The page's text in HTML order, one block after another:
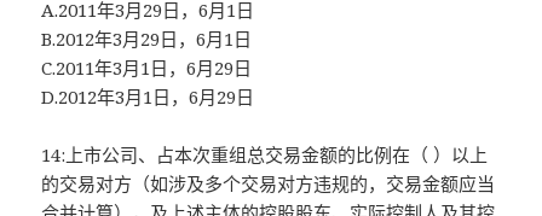
A.2011年3月29日，6月1日
B.2012年3月29日，6月1日
C.2011年3月1日，6月29日
D.2012年3月1日，6月29日
14:上市公司、占本次重组总交易金额的比例在（ ）以上
的交易对方（如涉及多个交易对方违规的，交易金额应当